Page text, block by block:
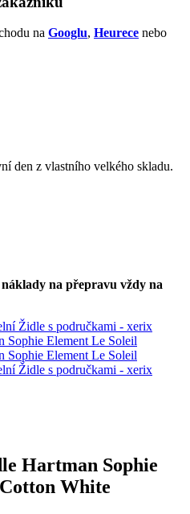
na Googlu, Heurece nebo
den z vlastního velkého skladu.
náklady na přepravu vždy na
Hartman Sophie
White